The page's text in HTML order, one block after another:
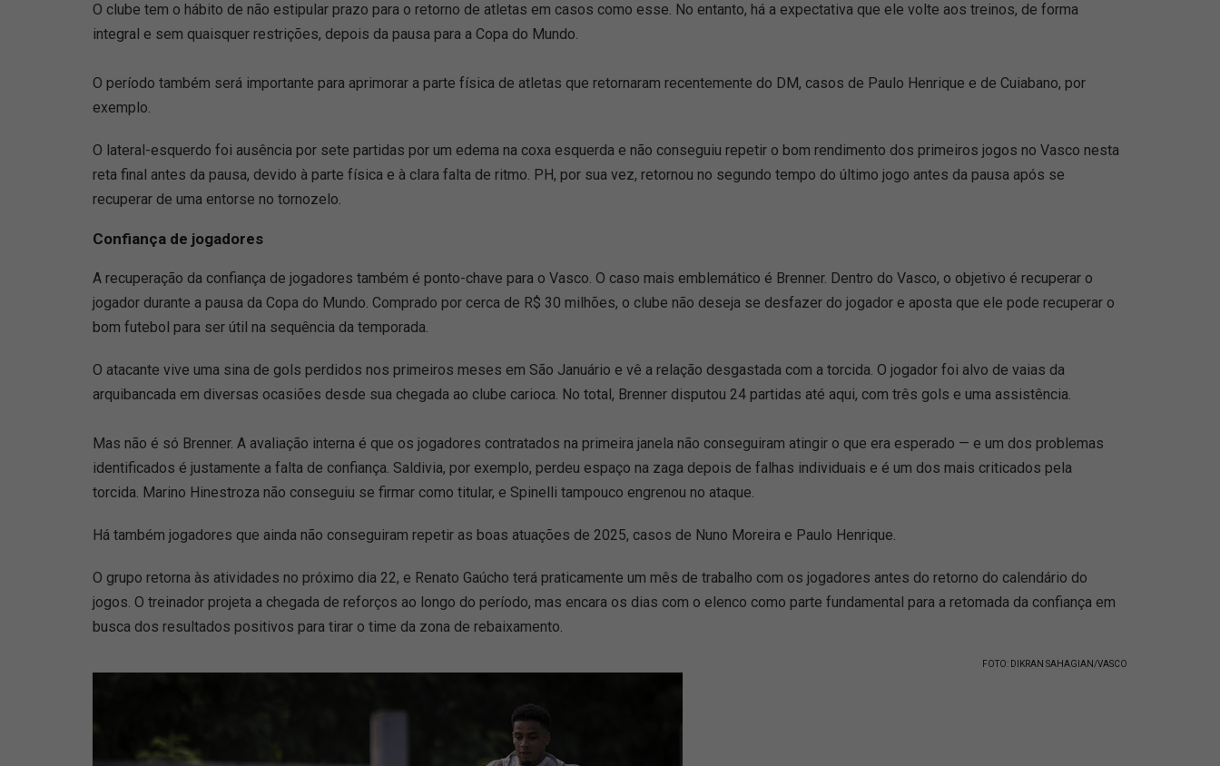
O clube tem o hábito de não estipular prazo para o retorno de atletas em casos como esse. No entanto, há a expectativa que ele volte aos treinos, de forma
integral e sem quaisquer restrições, depois da pausa para a Copa do Mundo.
O período também será importante para aprimorar a parte física de atletas que retornaram recentemente do DM, casos de Paulo Henrique e de Cuiabano, por
exemplo.
O lateral-esquerdo foi ausência por sete partidas por um edema na coxa esquerda e não conseguiu repetir o bom rendimento dos primeiros jogos no Vasco nesta
reta final antes da pausa, devido à parte física e à clara falta de ritmo. PH, por sua vez, retornou no segundo tempo do último jogo antes da pausa após se
recuperar de uma entorse no tornozelo.
Confiança de jogadores
A recuperação da confiança de jogadores também é ponto-chave para o Vasco. O caso mais emblemático é Brenner. Dentro do Vasco, o objetivo é recuperar o
jogador durante a pausa da Copa do Mundo. Comprado por cerca de R$ 30 milhões, o clube não deseja se desfazer do jogador e aposta que ele pode recuperar o
bom futebol para ser útil na sequência da temporada.
O atacante vive uma sina de gols perdidos nos primeiros meses em São Januário e vê a relação desgastada com a torcida. O jogador foi alvo de vaias da
arquibancada em diversas ocasiões desde sua chegada ao clube carioca. No total, Brenner disputou 24 partidas até aqui, com três gols e uma assistência.
Mas não é só Brenner. A avaliação interna é que os jogadores contratados na primeira janela não conseguiram atingir o que era esperado — e um dos problemas
identificados é justamente a falta de confiança. Saldivia, por exemplo, perdeu espaço na zaga depois de falhas individuais e é um dos mais criticados pela
torcida. Marino Hinestroza não conseguiu se firmar como titular, e Spinelli tampouco engrenou no ataque.
Há também jogadores que ainda não conseguiram repetir as boas atuações de 2025, casos de Nuno Moreira e Paulo Henrique.
O grupo retorna às atividades no próximo dia 22, e Renato Gaúcho terá praticamente um mês de trabalho com os jogadores antes do retorno do calendário do
jogos. O treinador projeta a chegada de reforços ao longo do período, mas encara os dias com o elenco como parte fundamental para a retomada da confiança em
busca dos resultados positivos para tirar o time da zona de rebaixamento.
FOTO: DIKRAN SAHAGIAN/VASCO